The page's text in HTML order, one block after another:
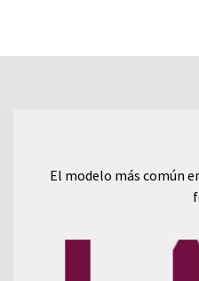
El modelo más común